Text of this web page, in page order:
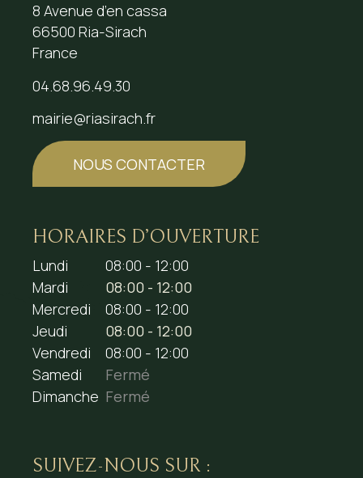
8 Avenue d’en cassa
66500 Ria-Sirach
France
04.68.96.49.30
mairie@riasirach.fr
NOUS CONTACTER
HORAIRES D’OUVERTURE
Lundi
08:00 - 12:00
Mardi
08:00 - 12:00
Mercredi
08:00 - 12:00
Jeudi
08:00 - 12:00
Vendredi
08:00 - 12:00
Samedi
Fermé
Dimanche Fermé
SUIVEZ-NOUS SUR :